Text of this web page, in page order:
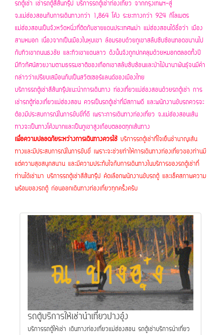
รถตู้เช่า เช่ารถตู้สีสันกรุ๊ป บริการรถตู้เช่าท่องเที่ยว จากกรุงเทพฯ-สู่
จ.แม่ฮ่องสอนกับการเดินทางกว่า 1,864 โค้ง ระยะทางกว่า 924 กิโลเมตร
แม่ฮ่องสอนเป็นจังหวัดหนึ่งที่ติดกับชายแดนประเทศพม่า แม่ฮ่องสอนได้ชื่อว่า เมือง
สามหมอก เนื่องจากเป็นเมืองในหุบเขา ล้อมรอบด้วยภูเขาสลับซับซ้อนทอดขนานไป
กับทิวเขาถนนธงชัย และทิวเขาแดนลาว ดังนั้นจึงถูกปกคลุมด้วยหมอกตลอดทั้งปี
มีทิวทัศน์สวยงามตามธรรมชาติของเทือกเขาสลับซับซ้อนและป่าไม้นานาพันธุ์จนมีคำ
กล่าวว่าเปรียบเสมือนกับเป็นสวิตเซอร์แลนด์ของเมืองไทย
บริการรถตู้เช่าสีสันกรุ๊ปแนะนำการเดินทาง ท่องเที่ยวแม่ฮ่องสอนด้วยรถตู้เช่า การ
เช่ารถตู้ท่องเที่ยวแม่ฮ่องสอน ควรเป็นรถตู้เช่าที่มีสภาพดี และพนักงานขับรถควรจะ
ต้องมีประสบการณ์ในการขับขี่ที่ดี เพราะการเดินทางท่องเที่ยว จ.แม่ฮ่องสอนเส้น
ทางจะเป็นทางโค้งมากและเป็นภูเขาสูงเกือบตลอดทุกเส้นทาง
เพื่อความปลอดภัยระหว่างการเดินทางควรใช้ บริการรถตู้เช่าที่ใจเย็นชำนาญเส้น
ทางและมีประสบการณ์ในการขับขี่ เพราะจะช่วยทำให้การเดินทางท่องเที่ยวของท่านมี
แต่ความสุขสนุกสนาน และมีความประทับใจกับการเดินทางในบริการของรถตู้เช่าที่
ท่านได้เช่ามา บริการรถตู้เช่าสีสันกรุ๊ป ค้ดเลือกพนักงานขับรถตู้ และเช็คสภาพความ
พร้อมของรถตู้ ก่อนออกเดินทางท่องเที่ยวทุกครั้งครับ
รถตู้บริการให้เช่านำเที่ยวปางอุ๋ง
บริการรถตู้ให้เช่า เดินทางท่องเที่ยวแม่ฮ่องสอน รถตู้เช่าบริการนำเที่ยว